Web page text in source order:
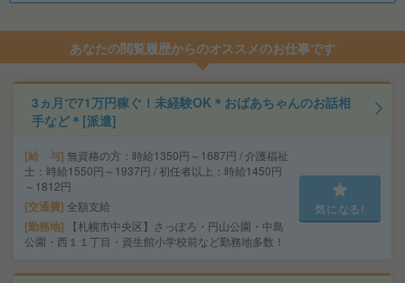
あなたの閲覧履歴からのオススメのお仕事です
3ヵ月で71万円稼ぐ！未経験OK＊おばあちゃんのお話相
手など＊[派遣]
給 与 無資格の方：時給1350円～1687円 / 介護福祉
士：時給1550円～1937円 / 初任者以上：時給1450円
～1812円
交通費 全額支給
勤務地
【札幌市中央区】さっぽろ・円山公園・中島
公園・西１１丁目・資生館小学校前など勤務地多数！
気になる!